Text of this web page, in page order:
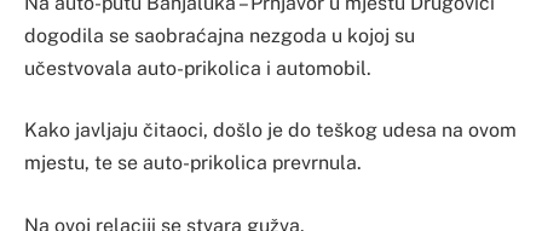
dogodila se saobraćajna nezgoda u kojoj su
učestvovala auto-prikolica i automobil.
Kako javljaju čitaoci, došlo je do teškog udesa na ovom
mjestu, te se auto-prikolica prevrnula.
Na ovoj relaciji se stvara gužva.